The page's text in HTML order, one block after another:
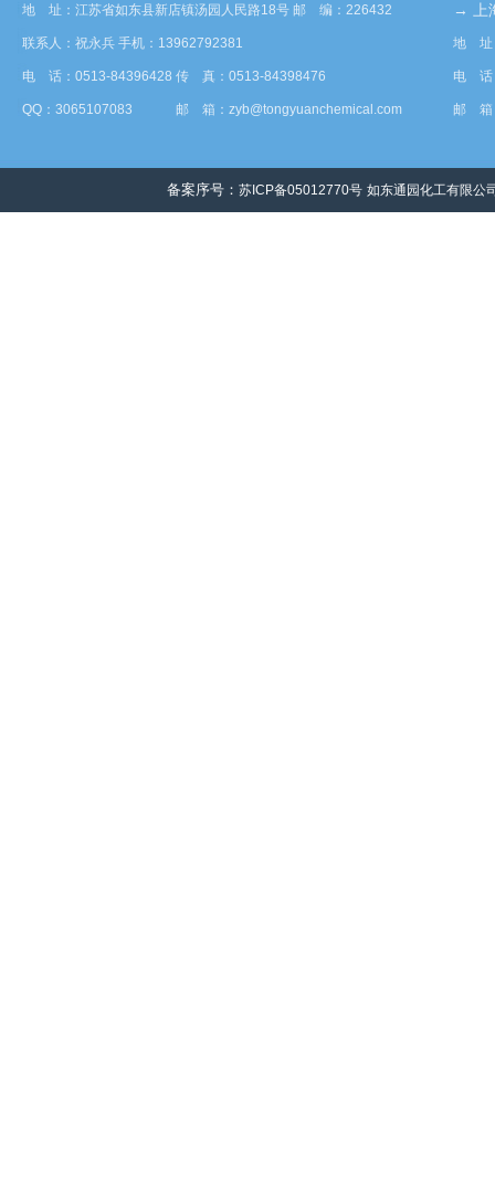
地 址：江苏省如东县新店镇汤园人民路18号 邮 编：226432
联系人：祝永兵 手机：13962792381
电 话：0513-84396428 传 真：0513-84398476
QQ：3065107083 邮 箱： zyb@tongyuanchemical.com
→ 上
地 址
电 话
邮 箱
备案序号： 苏ICP备05012770号 如东通园化工有限公